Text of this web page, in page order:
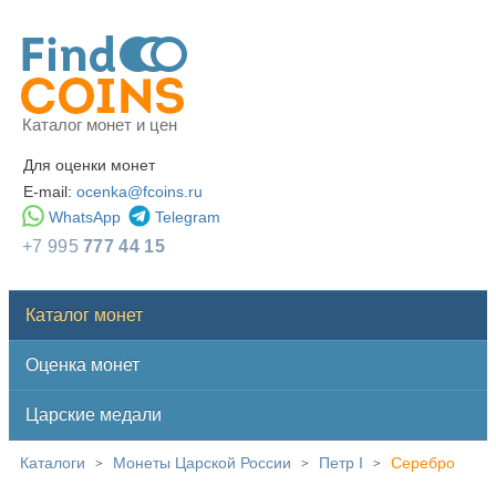
Каталог монет и цен
Для оценки монет
E-mail: ocenka@fcoins.ru
WhatsApp
Telegram
+7 995777 44 15
Каталог монет
Оценка монет
Царские медали
Каталоги > Монеты Царской России > Петр I > Серебро